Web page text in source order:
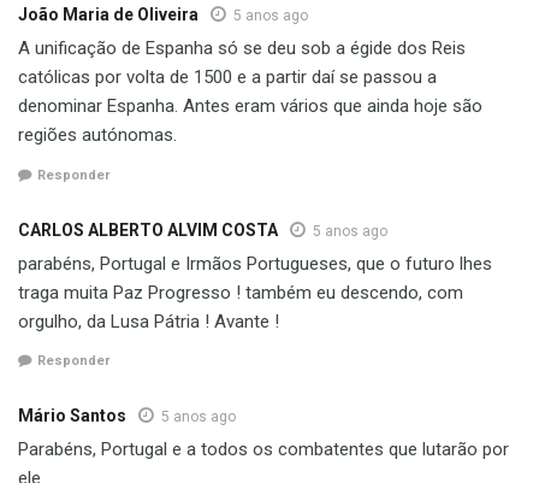
João Maria de Oliveira 5 anos ago
A unificação de Espanha só se deu sob a égide dos Reis
católicas por volta de 1500 e a partir daí se passou a
denominar Espanha. Antes eram vários que ainda hoje são
regiões autónomas.
Responder
CARLOS ALBERTO ALVIM COSTA 5 anos ago
parabéns, Portugal e Irmãos Portugueses, que o futuro lhes
traga muita Paz Progresso ! também eu descendo, com
orgulho, da Lusa Pátria ! Avante !
Responder
Mário Santos 5 anos ago
Parabéns, Portugal e a todos os combatentes que lutarão por